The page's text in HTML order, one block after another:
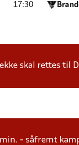
17:30
skal rettes til
- såfremt